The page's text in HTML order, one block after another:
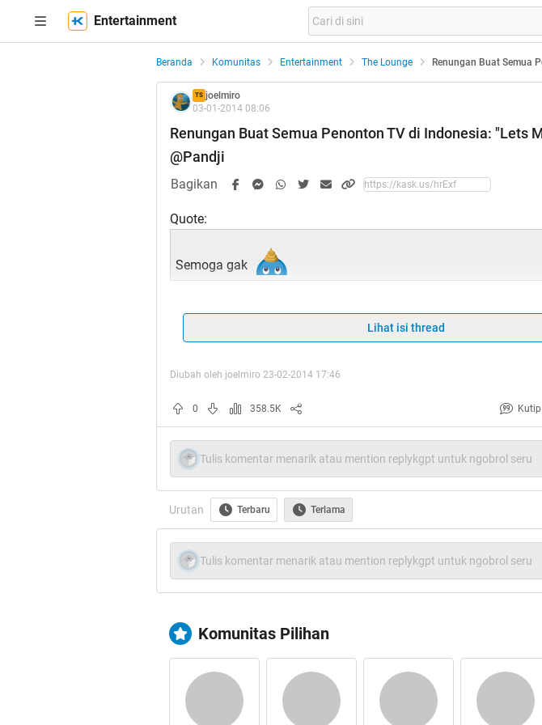
Entertainment
Beranda Komunitas Entertainment The Lounge Renungan Buat Semua
TS joelmiro
03-01-2014 08:06
Renungan Buat Semua Penonton TV di Indonesia: "Lets
@Pandji
Bagikan
Quote:
Semoga gak
menyadarkan kita semua!
Lets Move It
Lihat isi thread
Diubah oleh joelmiro 23-02-2014 17:46
0 358.5K Kutip
Tulis komentar menarik atau mention replykgpt untuk ngobrol seru
Urutan Terbaru Terlama
Tulis komentar menarik atau mention replykgpt untuk ngobrol seru
Komunitas Pilihan